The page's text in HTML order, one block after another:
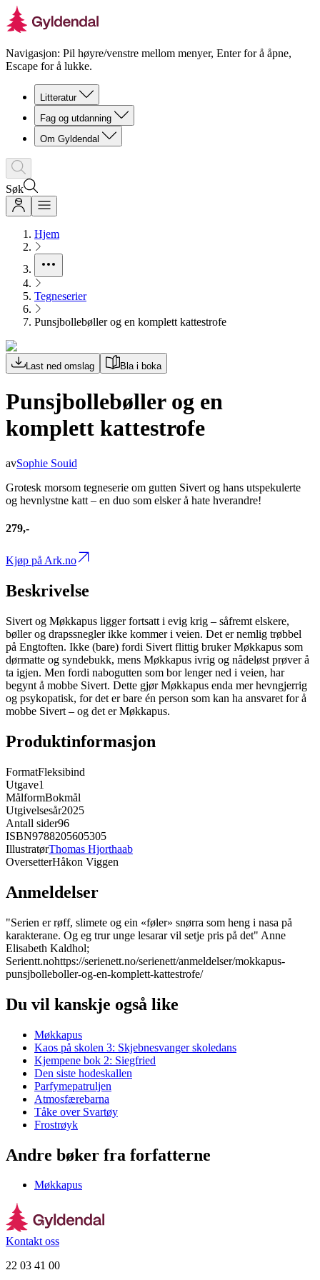
Navigasjon: Pil høyre/venstre mellom menyer, Enter for å åpne,
Escape for å lukke.
Litteratur
Fag og utdanning
Om Gyldendal
Søk
Hjem
Tegneserier
Punsjbollebøller og en komplett kattestrofe
Last ned omslag Bla i boka
Punsjbollebøller og en
komplett kattestrofe
avSophie Souid
Grotesk morsom tegneserie om gutten Sivert og hans utspekulerte
og hevnlystne katt – en duo som elsker å hate hverandre!
279,-
Kjøp på Ark.no
Beskrivelse
Sivert og Møkkapus ligger fortsatt i evig krig – såfremt elskere,
bøller og drapssnegler ikke kommer i veien. Det er nemlig trøbbel
på Engtoften. Ikke (bare) fordi Sivert flittig bruker Møkkapus som
dørmatte og syndebukk, mens Møkkapus ivrig og nådeløst prøver å
ta igjen. Men fordi nabogutten som bor lenger ned i veien, har
begynt å mobbe Sivert. Dette gjør Møkkapus enda mer hevngjerrig
og psykopatisk, for det er bare én person som kan ha ansvaret for å
mobbe Sivert – og det er Møkkapus.
Produktinformasjon
FormatFleksibind
Utgave1
MålformBokmål
Utgivelsesår2025
Antall sider96
ISBN9788205605305
IllustratørThomas Hjorthaab
OversetterHåkon Viggen
Anmeldelser
"Serien er røff, slimete og ein «føler» snørra som heng i nasa på
karakterane. Og eg trur unge lesarar vil setje pris på det" Anne
Elisabeth Kaldhol;
Serientt.nohttps://serienett.no/serienett/anmeldelser/mokkapus-
punsjbolleboller-og-en-komplett-kattestrofe/
Du vil kanskje også like
Møkkapus
Kaos på skolen 3: Skjebnesvanger skoledans
Kjempene bok 2: Siegfried
Den siste hodeskallen
Parfymepatruljen
Atmosfærebarna
Tåke over Svartøy
Frostrøyk
Andre bøker fra forfatterne
Møkkapus
Kontakt oss
22 03 41 00